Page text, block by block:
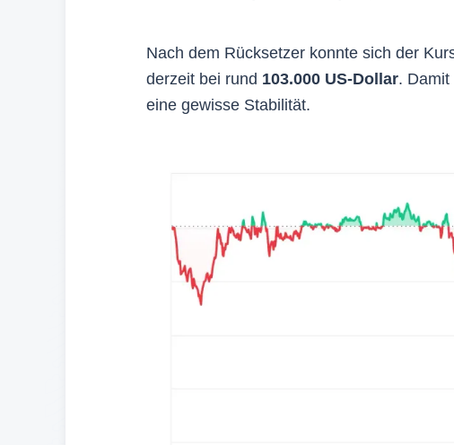
Nach dem Rücksetzer konnte sich der
derzeit bei rund 103.000 US-Dollar. Damit
eine gewisse Stabilität.